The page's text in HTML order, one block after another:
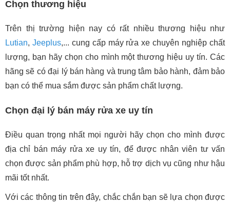
Chọn thương hiệu
Trên thị trường hiện nay có rất nhiều thương hiệu như
Lutian, Jeeplus,... cung cấp máy rửa xe chuyên nghiệp chất
lượng, bạn hãy chọn cho mình một thương hiệu uy tín. Các
hãng sẽ có đại lý bán hàng và trung tâm bảo hành, đảm bảo
bạn có thể mua sắm được sản phẩm chất lượng.
Chọn đại lý bán máy rửa xe uy tín
Điều quan trọng nhất mọi người hãy chọn cho mình được
địa chỉ bán máy rửa xe uy tín, để được nhân viên tư vấn
chọn được sản phẩm phù hợp, hỗ trợ dịch vụ cũng như hậu
mãi tốt nhất.
Với các thông tin trên đây, chắc chắn bạn sẽ lựa chọn được